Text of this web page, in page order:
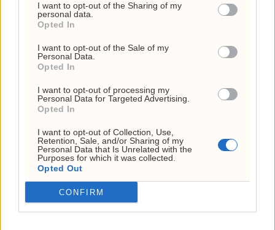
I want to opt-out of the Sharing of my
personal data.
Opted In
I want to opt-out of the Sale of my
Personal Data.
Opted In
I want to opt-out of processing my
Personal Data for Targeted Advertising.
Opted In
I want to opt-out of Collection, Use,
Retention, Sale, and/or Sharing of my
Personal Data that Is Unrelated with the
Purposes for which it was collected.
Opted Out
CONFIRM
Søreide går hardt ut mot
Frp: – Uansvarlig